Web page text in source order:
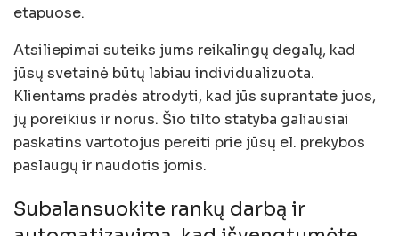
etapuose.
Atsiliepimai suteiks jums reikalingų degalų, kad
jūsų svetainė būtų labiau individualizuota.
Klientams pradės atrodyti, kad jūs suprantate juos,
jų poreikius ir norus. Šio tilto statyba galiausiai
paskatins vartotojus pereiti prie jūsų el. prekybos
paslaugų ir naudotis jomis.
Subalansuokite rankų darbą ir